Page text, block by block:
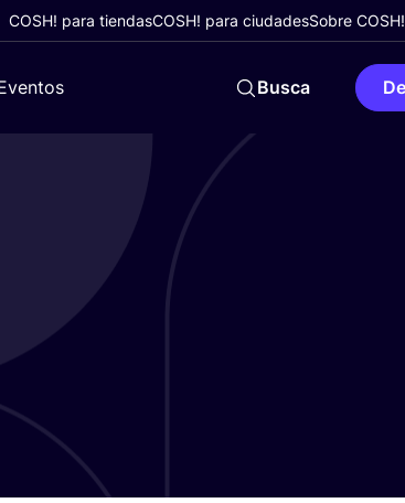
COSH! para tiendasCOSH! para ciudadesSobre COSH!
Busca